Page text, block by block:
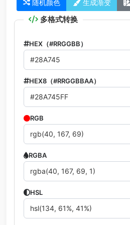
随机颜色 生成渐变
多格式转换
HEX（#RRGGBB）
HEX8（#RRGGBBAA）
RGB
RGBA
HSL